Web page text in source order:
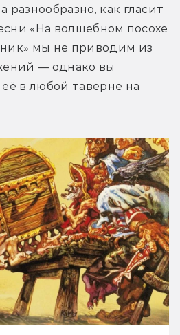
как гласит
«На волшебном посохе
мы не приводим из
— однако вы
в любой таверне на